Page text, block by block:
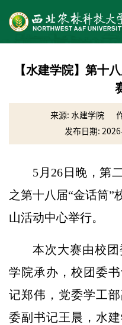
【水建学院】第十
来源: 水建学院
发布日期:
5月26日晚，第
之第十八届“金话筒”
山活动中心举行。
本次大赛由校
学院承办，校团委
记郑伟，党委学工
委副书记王晨，水